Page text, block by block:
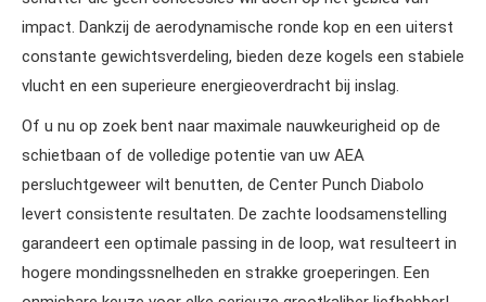
impact. Dankzij de aerodynamische ronde kop en een uiterst
constante gewichtsverdeling, bieden deze kogels een stabiele
vlucht en een superieure energieoverdracht bij inslag.
Of u nu op zoek bent naar maximale nauwkeurigheid op de
schietbaan of de volledige potentie van uw AEA
persluchtgeweer wilt benutten, de Center Punch Diabolo
levert consistente resultaten. De zachte loodsamenstelling
garandeert een optimale passing in de loop, wat resulteert in
hogere mondingssnelheden en strakke groeperingen. Een